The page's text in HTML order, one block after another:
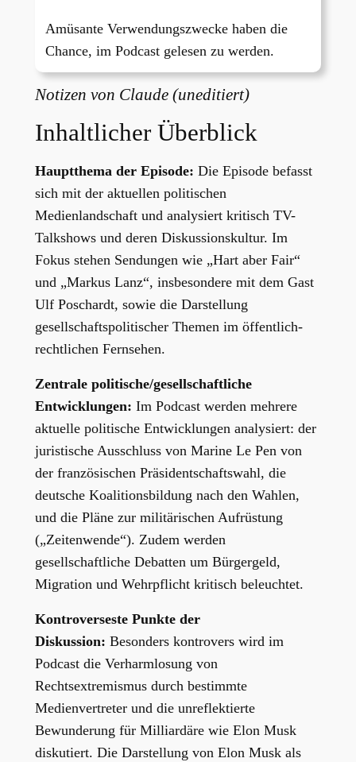
Amüsante Verwendungszwecke haben die
Chance, im Podcast gelesen zu werden.
Notizen von Claude (uneditiert)
Inhaltlicher Überblick
Hauptthema der Episode: Die Episode befasst
sich mit der aktuellen politischen
Medienlandschaft und analysiert kritisch TV-
Talkshows und deren Diskussionskultur. Im
Fokus stehen Sendungen wie „Hart aber Fair“
und „Markus Lanz“, insbesondere mit dem Gast
Ulf Poschardt, sowie die Darstellung
gesellschaftspolitischer Themen im öffentlich-
rechtlichen Fernsehen.
Zentrale politische/gesellschaftliche
Entwicklungen: Im Podcast werden mehrere
aktuelle politische Entwicklungen analysiert: der
juristische Ausschluss von Marine Le Pen von
der französischen Präsidentschaftswahl, die
deutsche Koalitionsbildung nach den Wahlen,
und die Pläne zur militärischen Aufrüstung
(„Zeitenwende“). Zudem werden
gesellschaftliche Debatten um Bürgergeld,
Migration und Wehrpflicht kritisch beleuchtet.
Kontroverseste Punkte der
Diskussion: Besonders kontrovers wird im
Podcast die Verharmlosung von
Rechtsextremismus durch bestimmte
Medienvertreter und die unreflektierte
Bewunderung für Milliardäre wie Elon Musk
diskutiert. Die Darstellung von Elon Musk als